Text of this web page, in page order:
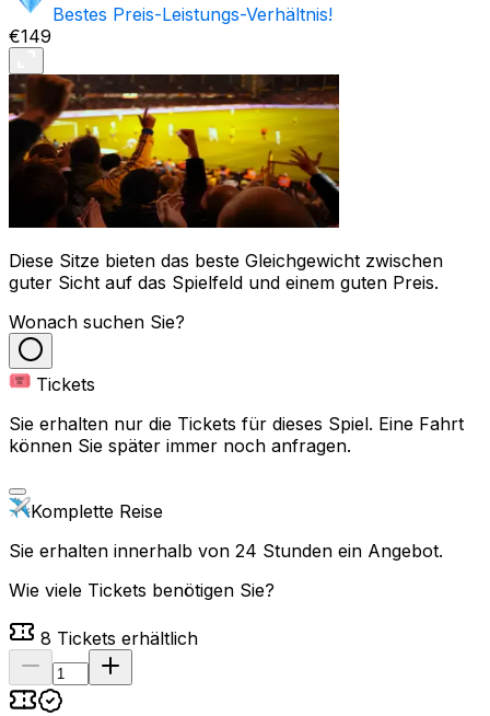
Bestes Preis-Leistungs-Verhältnis!
€149
Diese Sitze bieten das beste Gleichgewicht zwischen
guter Sicht auf das Spielfeld und einem guten Preis.
Wonach suchen Sie?
Tickets
Sie erhalten nur die Tickets für dieses Spiel. Eine Fahrt
können Sie später immer noch anfragen.
Komplette Reise
Sie erhalten innerhalb von 24 Stunden ein Angebot.
Wie viele Tickets benötigen Sie?
8 Tickets erhältlich